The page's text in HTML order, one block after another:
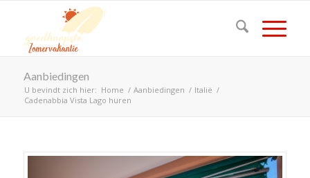
Aanbiedingen
U bevindt zich hier: Home / Aanbiedingen / Italië /
Cadenabbia Vista Lago huren